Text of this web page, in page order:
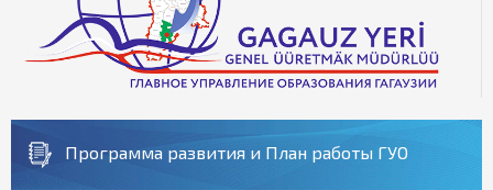
Программа развития и План работы ГУО